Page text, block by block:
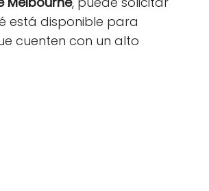
está disponible para
cuenten con un alto